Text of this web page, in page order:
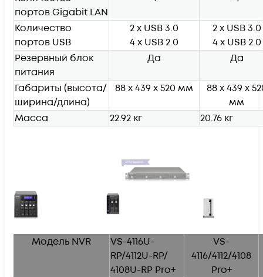
портов Gigabit LAN
Количество
портов USB
2 x USB 3.0
4 x USB 2.0
2 x USB 3.0
4 x USB 2.0
Резервный блок
питания
Да Да
Габариты (высота/
ширина/длина)
88 x 439 x 520 мм
88 x 439 x
мм
Масса
22.92 кг 20.76 кг
Модель NVR
VS-4116U-
RP/4112U-RP/
4108U-RP Pro+
VS-
4116/4112/4108
Pro+